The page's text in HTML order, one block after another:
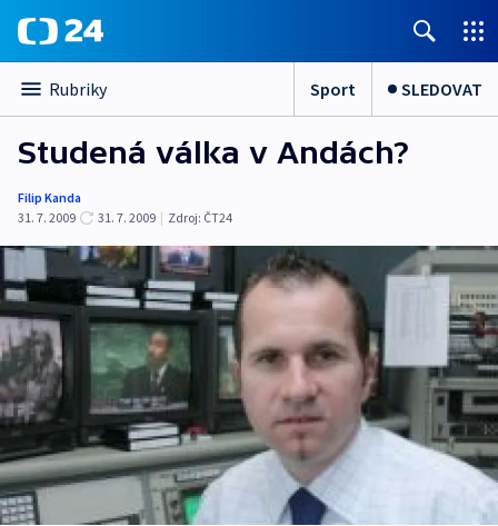
Rubriky Sport SLEDOVAT
Studená válka v Andách?
Filip Kanda
31. 7. 2009
31. 7. 2009 | Zdroj: ČT24